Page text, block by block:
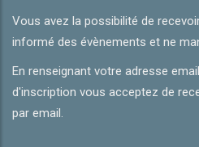
Vous avez la possibilité de
informé des évènements et ne
En renseignant votre adresse
d'inscription vous acceptez de
par email.